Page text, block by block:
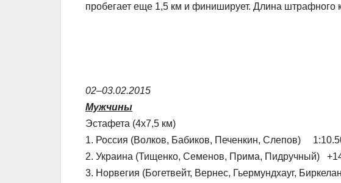
пробегает еще 1,5 км и финиширует. Длина штрафного
02–03.02.2015
Мужчины
Эстафета (4х7,5 км)
1. Россия (Волков, Бабиков, Печенкин, Слепов)
2. Украина (Тищенко, Семенов, Прима, Пидручный)
3. Норвегия (Богетвейт, Вернес, Гьермундхауг,